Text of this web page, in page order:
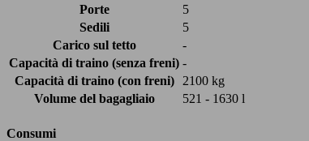
Porte
5
Sedili
5
Carico sul tetto
-
Capacità di traino (senza freni) -
Capacità di traino (con freni)
2100 kg
Volume del bagagliaio
521 - 1630 l
Consumi